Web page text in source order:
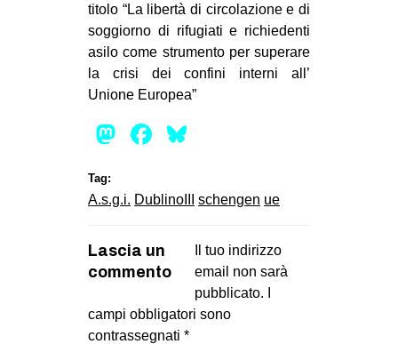
titolo “La libertà di circolazione e di
soggiorno di rifugiati e richiedenti
asilo come strumento per superare
la crisi dei confini interni all’
Unione Europea”
Mastodon
Facebook
Tag:
A.s.g.i. DublinoIII schengen ue
Lascia un
commento
Il tuo indirizzo
email non sarà
pubblicato.
campi obbligatori sono
contrassegnati *